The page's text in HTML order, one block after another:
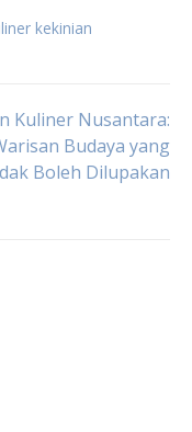
kekinian
Kuliner Nusantara:
Budaya yang
Boleh Dilupakan